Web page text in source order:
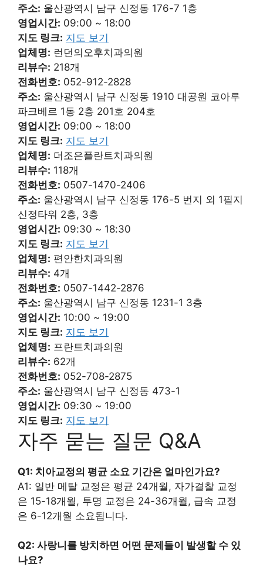
주소: 울산광역시 남구 신정동 176-7 1층
영업시간: 09:00 ~ 18:00
지도 링크: 지도 보기
업체명: 런던의오후치과의원
리뷰수: 218개
전화번호: 052-912-2828
주소: 울산광역시 남구 신정동 1910 대공원 코아루
파크베르 1동 2층 201호 204호
영업시간: 09:00 ~ 18:00
지도 링크: 지도 보기
업체명: 더조은플란트치과의원
리뷰수: 118개
전화번호: 0507-1470-2406
주소: 울산광역시 남구 신정동 176-5 번지 외 1필지
신정타워 2층, 3층
영업시간: 09:30 ~ 18:30
지도 링크: 지도 보기
업체명: 편안한치과의원
리뷰수: 4개
전화번호: 0507-1442-2876
주소: 울산광역시 남구 신정동 1231-1 3층
영업시간: 10:00 ~ 19:00
지도 링크: 지도 보기
업체명: 프란트치과의원
리뷰수: 62개
전화번호: 052-708-2875
주소: 울산광역시 남구 신정동 473-1
영업시간: 09:30 ~ 19:00
지도 링크: 지도 보기
자주 묻는 질문 Q&A
Q1: 치아교정의 평균 소요 기간은 얼마인가요?
A1: 일반 메탈 교정은 평균 24개월, 자가결찰 교정
은 15-18개월, 투명 교정은 24-36개월, 급속 교정
은 6-12개월 소요됩니다.
Q2: 사랑니를 방치하면 어떤 문제들이 발생할 수 있
나요?